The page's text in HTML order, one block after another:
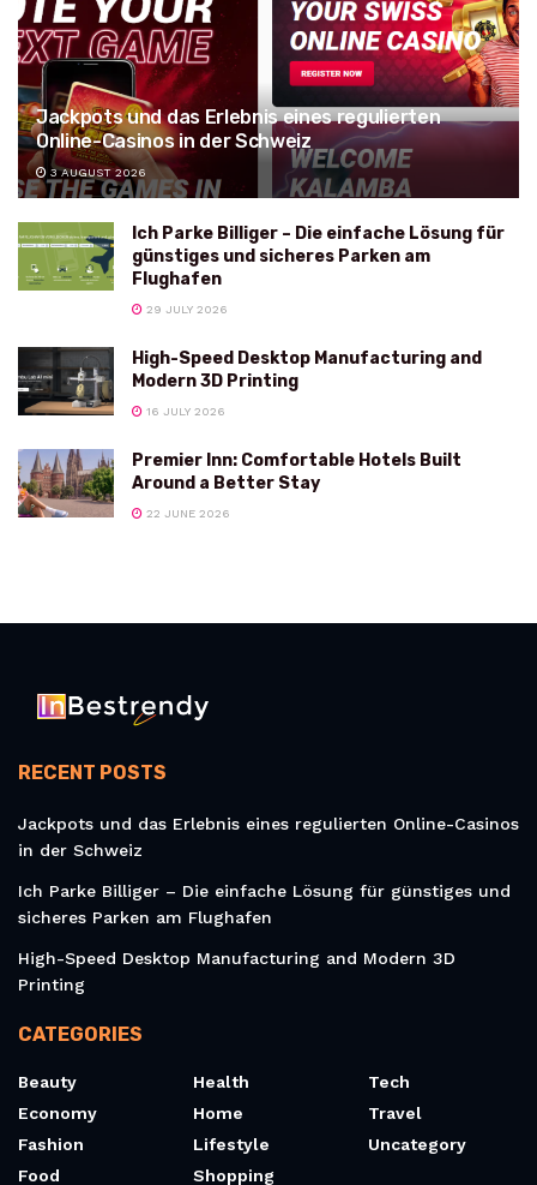
Jackpots und das Erlebnis eines regulierten
Online-Casinos in der Schweiz
3 AUGUST 2026
Ich Parke Billiger – Die einfache Lösung für
günstiges und sicheres Parken am
Flughafen
29 JULY 2026
High-Speed Desktop Manufacturing and
Modern 3D Printing
16 JULY 2026
Premier Inn: Comfortable Hotels Built
Around a Better Stay
22 JUNE 2026
RECENT POSTS
Jackpots und das Erlebnis eines regulierten Online-Casinos
in der Schweiz
Ich Parke Billiger – Die einfache Lösung für günstiges und
sicheres Parken am Flughafen
High-Speed Desktop Manufacturing and Modern 3D
Printing
CATEGORIES
Beauty
Economy
Fashion
Food
Health
Home
Lifestyle
Shopping
Tech
Travel
Uncategory